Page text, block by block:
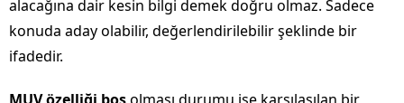
alacağına dair kesin bilgi demek doğru olmaz. Sadece
konuda aday olabilir, değerlendirilebilir şeklinde bir
ifadedir.